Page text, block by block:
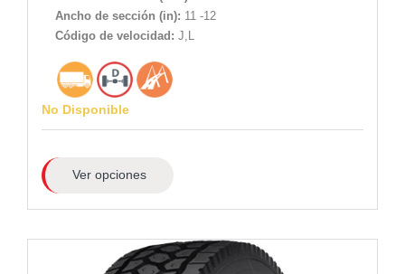
Ancho de sección (in): 11 -12
Código de velocidad: J,L
No Disponible
Ver opciones